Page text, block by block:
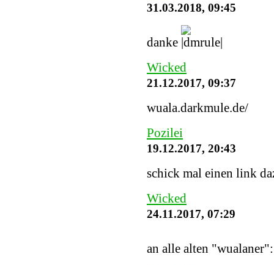
31.03.2018, 09:45
danke
Wicked
21.12.2017, 09:37
wuala.darkmule.de/
Pozilei
19.12.2017, 20:43
schick mal einen link
Wicked
24.11.2017, 07:29
an alle alten